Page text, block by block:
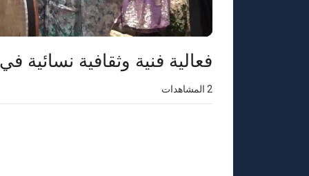
فعالية فنية وثقافية نسائية
2 المشاهدات